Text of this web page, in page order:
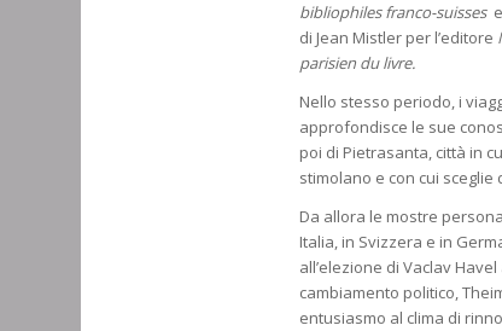
bibliophiles franco-suissese
di Jean Mistler per l’editore
parisien du livre.
Nello stesso periodo, i
approfondisce le sue
poi di Pietrasanta, città in
stimolano e con cui
Da allora le mostre
Italia, in Svizzera e in
all’elezione di Vaclav
cambiamento politico,
entusiasmo al clima di